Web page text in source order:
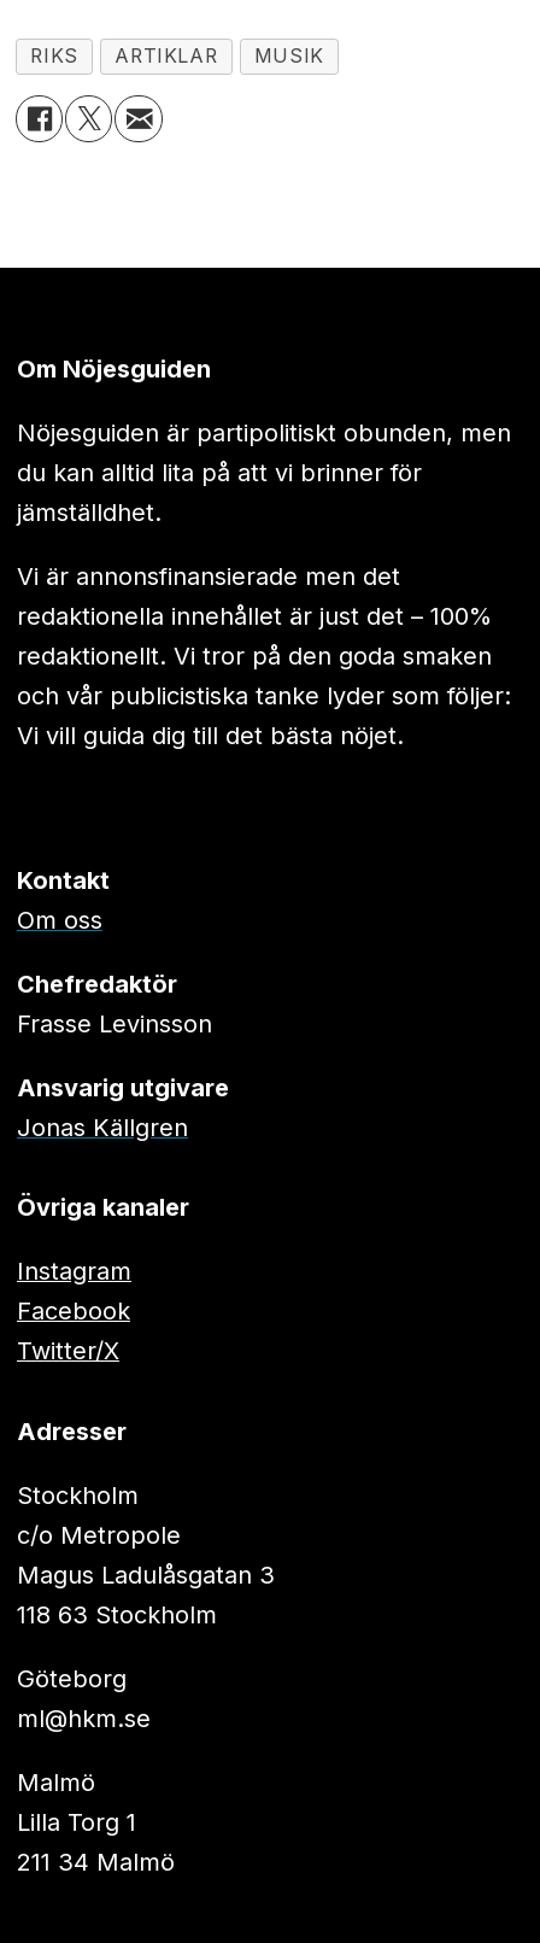
RIKS ARTIKLAR MUSIK
Om Nöjesguiden
Nöjesguiden är partipolitiskt obunden, men
du kan alltid lita på att vi brinner för
jämställdhet.
Vi är annonsfinansierade men det
redaktionella innehållet är just det – 100%
redaktionellt. Vi tror på den goda smaken
och vår publicistiska tanke lyder som följer:
Vi vill guida dig till det bästa nöjet.
Kontakt
Om oss
Chefredaktör
Frasse Levinsson
Ansvarig utgivare
Jonas Källgren
Övriga kanaler
Instagram
Facebook
Twitter/X
Adresser
Stockholm
c/o Metropole
Magus Ladulåsgatan 3
118 63 Stockholm
Göteborg
ml@hkm.se
Malmö
Lilla Torg 1
211 34 Malmö